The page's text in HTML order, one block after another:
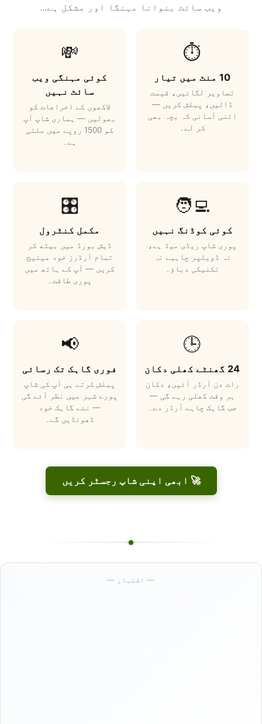
ویب سائٹ بنوانا مہنگا اور مشکل ہے...
⏱️
10 منٹ میں تیار
تصاویر لگائیں، قیمت
ڈالیں، پبلش کریں —
اتنی آسانی کہ بچہ بھی
کر لے۔
💸
کوئی مہنگی ویب
سائٹ نہیں
لاکھوں کے اخراجات کو
بھولیں — ہماری شاپ آپ
کو 1500 روپے میں ملتی
ہے۔
🧑‍💻
کوئی کوڈنگ نہیں
پوری شاپ ریڈی میڈ ہے،
نہ ڈویلپر چاہیے نہ
تکنیکی دباؤ۔
🎛️
مکمل کنٹرول
ڈیش بورڈ میں بیٹھ کر
تمام آرڈرز خود مینیج
کریں — آپ کے ہاتھ میں
پوری طاقت۔
🕒
24 گھنٹے کھلی دکان
رات دن آرڈر آئیں، دکان
ہر وقت کھلی رہے گی —
جب گاہک چاہے آرڈر دے۔
📢
فوری گاہک تک رسائی
پبلش کرتے ہی آپ کی شاپ
پورے شہر میں نظر آئے گی
— نئے گاہک خود
ڈھونڈیں گے۔
🚀 ابھی اپنی شاپ رجسٹر کریں
— اشتہار —